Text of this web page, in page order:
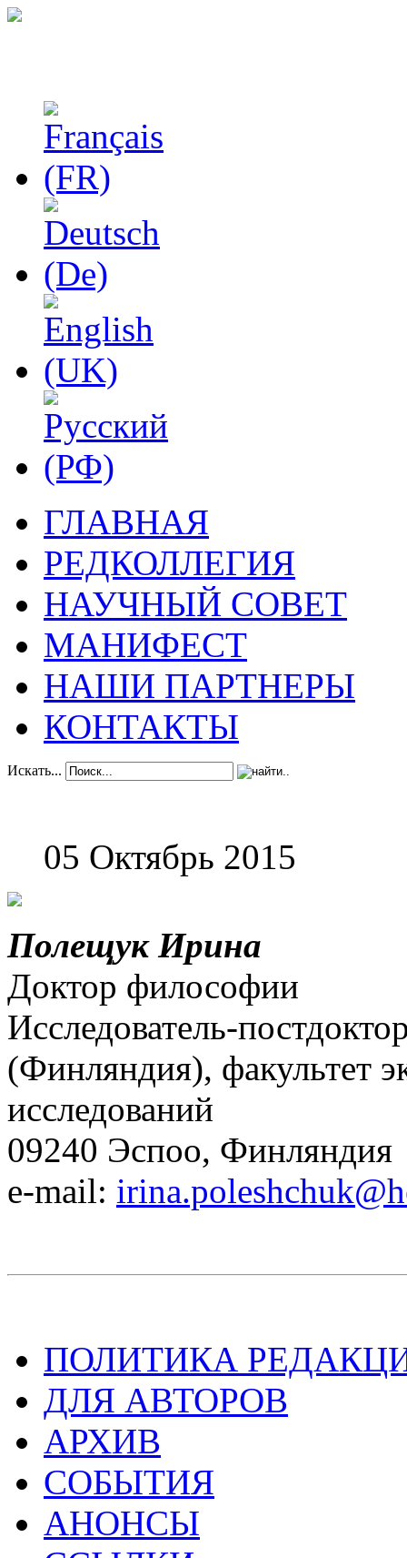
ГЛАВНАЯ
РЕДКОЛЛЕГИЯ
НАУЧНЫЙ СОВЕТ
МАНИФЕСТ
НАШИ ПАРТНЕРЫ
КОНТАКТЫ
Искать...
05 Октябрь 2015
Полещук Ирина
Доктор философии
Исследователь-
(Финляндия), факультет
исследований
09240 Эспоо, Финляндия
e-mail:
ПОЛИТИКА
ДЛЯ АВТОРОВ
АРХИВ
СОБЫТИЯ
АНОНСЫ